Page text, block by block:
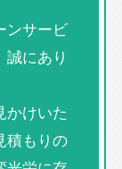
ンサービ
にあり
かけいた
積もりの